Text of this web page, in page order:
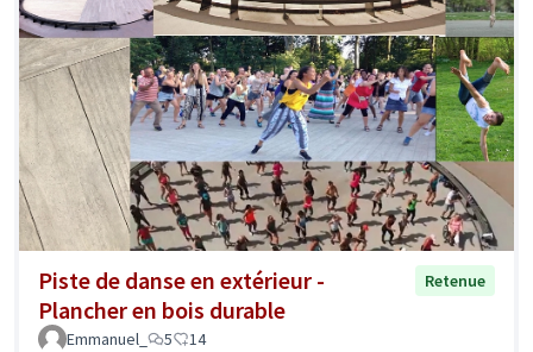
Piste de danse en extérieur -
Plancher en bois durable
Retenue
Emmanuel_ 5 14